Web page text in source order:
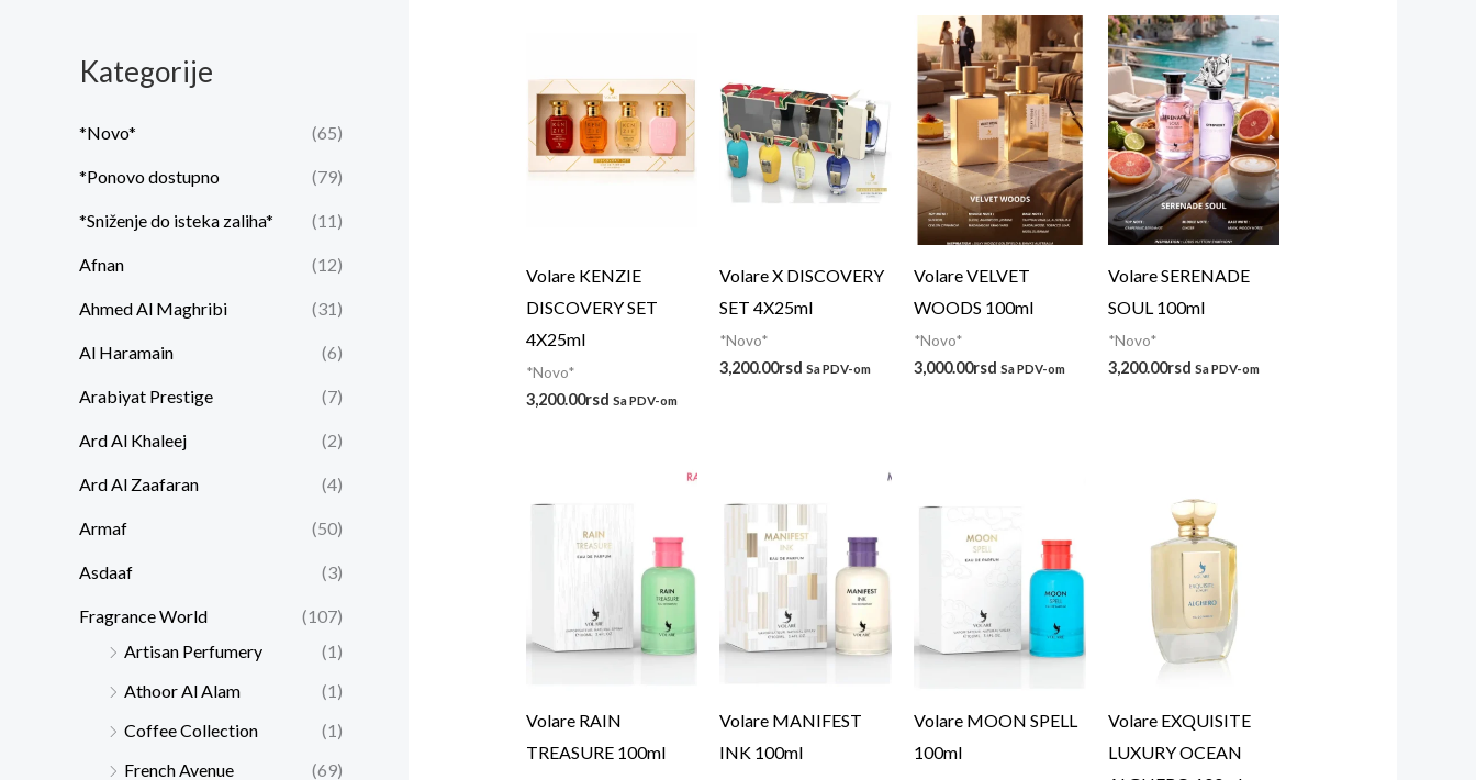
Kategorije
*Novo* (65)
*Ponovo dostupno (79)
*Sniženje do isteka zaliha* (11)
Afnan (12)
Ahmed Al Maghribi (31)
Al Haramain (6)
Arabiyat Prestige (7)
Ard Al Khaleej (2)
Ard Al Zaafaran (4)
Armaf (50)
Asdaaf (3)
Fragrance World
(107)
Artisan Perfumery
(1)
Athoor Al Alam
(1)
Coffee Collection
(1)
French Avenue
(69)
Volare KENZIE
DISCOVERY SET
4X25ml
*Novo*
3,200.00rsd Sa PDV-om
Volare X DISCOVERY
SET 4X25ml
*Novo*
3,200.00rsd Sa PDV-om
Volare VELVET
WOODS 100ml
*Novo*
3,000.00rsd Sa PDV-om
Volare SERENADE
SOUL 100ml
*Novo*
3,200.00rsd Sa PDV-om
Volare RAIN
TREASURE 100ml
Volare MANIFEST
INK 100ml
Volare MOON SPELL
100ml
Volare EXQUISITE
LUXURY OCEAN